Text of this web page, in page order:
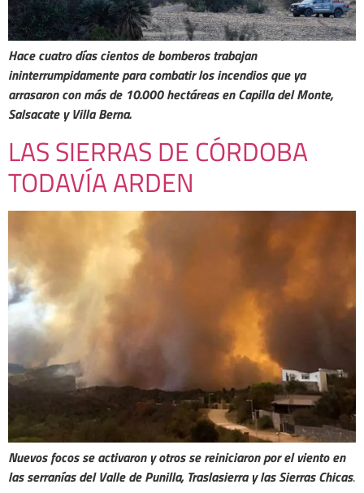
Hace cuatro días cientos de bomberos trabajan
ininterrumpidamente para combatir los incendios que ya
arrasaron con más de 10.000 hectáreas en Capilla del Monte,
Salsacate y Villa Berna.
LAS SIERRAS DE CÓRDOBA
TODAVÍA ARDEN
Nuevos focos se activaron y otros se reiniciaron por el viento en
las serranías del Valle de Punilla, Traslasierra y las Sierras Chicas.